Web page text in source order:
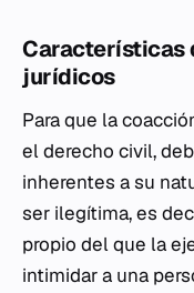
Características
jurídicos
Para que la
el derecho civil,
inherentes a su
ser ilegítima, es
propio del que la
intimidar a una